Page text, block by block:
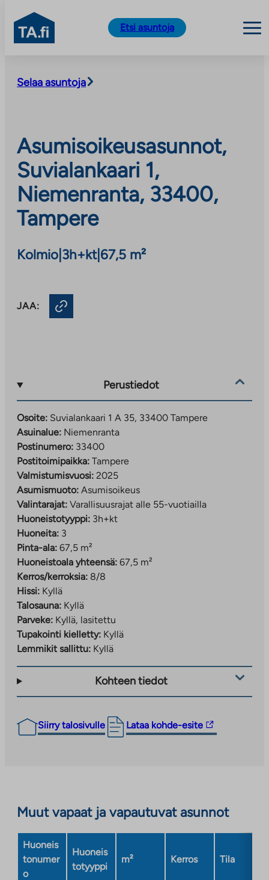
sisältöön
TA.fi
Etsi asuntoja
Selaa asuntoja
Asumisoikeusasunnot,
Suvialankaari 1,
Niemenranta, 33400,
Tampere
Kolmio 3h+kt| 67,5 m²
JAA:
Perustiedot
Osoite: Suvialankaari 1 A 35, 33400 Tampere
Asuinalue: Niemenranta
Postinumero: 33400
Postitoimipaikka: Tampere
Valmistumisvuosi: 2025
Asumismuoto: Asumisoikeus
Valintarajat: Varallisuusrajat alle 55-vuotiailla
Huoneistotyyppi: 3h+kt
Huoneita: 3
Pinta-ala: 67,5 m²
Huoneistoala yhteensä: 67,5 m²
Kerros/kerroksia: 8/8
Hissi: Kyllä
Talosauna: Kyllä
Parveke: Kyllä, lasitettu
Tupakointi kielletty: Kyllä
Lemmikit sallittu: Kyllä
Kohteen tiedot
Siirry talosivulle Lataa kohde-esite
Linkki
vie
uuteen
Muut vapaat ja vapautuvat asunnot
Huoneis
tonumer
o
Huoneis
totyyppi
m² Kerros Tila